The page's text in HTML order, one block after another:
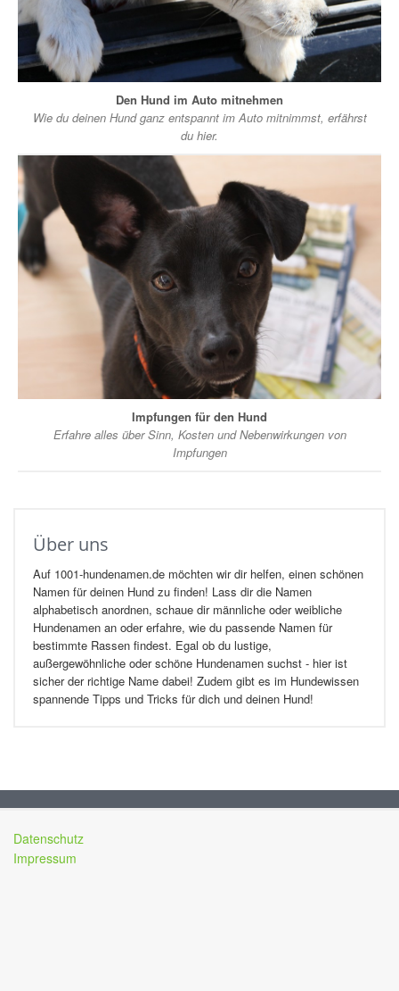
Den Hund im Auto mitnehmen
Wie du deinen Hund ganz entspannt im Auto mitnimmst, erfährst
du hier.
Impfungen für den Hund
Erfahre alles über Sinn, Kosten und Nebenwirkungen von
Impfungen
Über uns
Auf 1001-hundenamen.de möchten wir dir helfen, einen schönen
Namen für deinen Hund zu finden! Lass dir die Namen
alphabetisch anordnen, schaue dir männliche oder weibliche
Hundenamen an oder erfahre, wie du passende Namen für
bestimmte Rassen findest. Egal ob du lustige,
außergewöhnliche oder schöne Hundenamen suchst - hier ist
sicher der richtige Name dabei! Zudem gibt es im Hundewissen
spannende Tipps und Tricks für dich und deinen Hund!
Datenschutz
Impressum